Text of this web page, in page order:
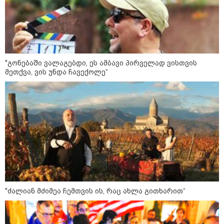
როგორ ჩავიცვათ 40 წლის
შემდეგ: მილიონერების
სტილისტის 8 ოქროს წესი და
აუცილებელი სამოსი
მსოფლიო
"გონებაში ვალაგებდი, ეს ამბავი პირველად ვისთვის
მეთქვა, ვის უნდა ჩავექოლე“
"ძალიან მძიმეა ჩემთვის ის, რაც ახლა გითხარით“